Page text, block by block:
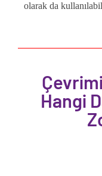
olarak da
Hangi